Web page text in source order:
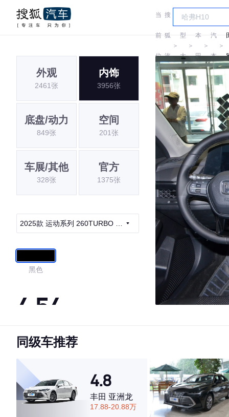
当
前
位
置:
搜
狐
汽
车
＞
车
型
大
全
＞
本
田
＞
汽
本
田
＞
外观
2461张
内饰
3956张
底盘/动力
849张
空间
201张
车展/其他
328张
官方
1375张
2025款 运动系列 260TURBO 豪
黑色
4.54
·外观表现一般，低于74%同级车
·空间表现较为优秀，优于73%同级车
同级车推荐
4.8
丰田 亚洲龙
17.88-20.88万